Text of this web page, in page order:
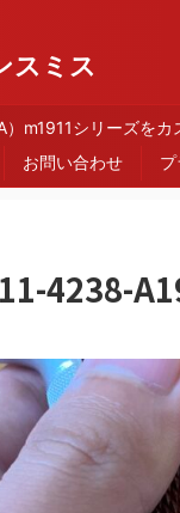
スミス
m1911シリーズをカ
お問い合わせ
4238-